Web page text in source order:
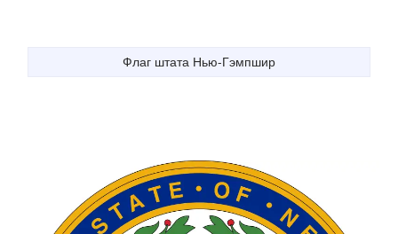
Флаг штата Нью-Гэмпшир